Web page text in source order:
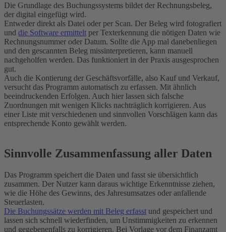
Die Grundlage des Buchungssystems bildet der Rechnungsbeleg,
der digital eingefügt wird.
Entweder direkt als Datei oder per Scan. Der Beleg wird fotografiert
und die Software ermittelt per Texterkennung die nötigen Daten wie
Rechnungsnummer oder Datum. Sollte die App mal danebenliegen
und den gescannten Beleg missinterpretieren, kann manuell
nachgeholfen werden. Das funktioniert in der Praxis ausgesprochen
gut.
Auch die Kontierung der Geschäftsvorfälle, also Kauf und Verkauf,
versucht das Programm automatisch zu erfassen. Mit ähnlich
beeindruckenden Erfolgen. Auch hier lassen sich falsche
Zuordnungen mit wenigen Klicks nachträglich korrigieren. Aus
einer Liste mit verschiedenen und sinnvollen Vorschlägen kann das
entsprechende Konto gewählt werden.
Sinnvolle Zusammenfassung aller Daten
Das Programm speichert die Daten und fasst sie übersichtlich
zusammen. Der Nutzer kann daraus wichtige Erkenntnisse ziehen,
wie die Höhe des Gewinns, des Jahresumsatzes oder anfallende
Steuerlasten.
Die Buchungssätze werden mit Beleg erfasst und gespeichert und
lassen sich schnell wiederfinden, um Unstimmigkeiten zu erkennen
und gegebenenfalls zu korrigieren. Bei Vorlage vor dem Finanzamt